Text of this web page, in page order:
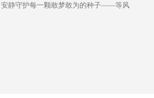
安静守护每一颗敢梦敢为的种子——等风